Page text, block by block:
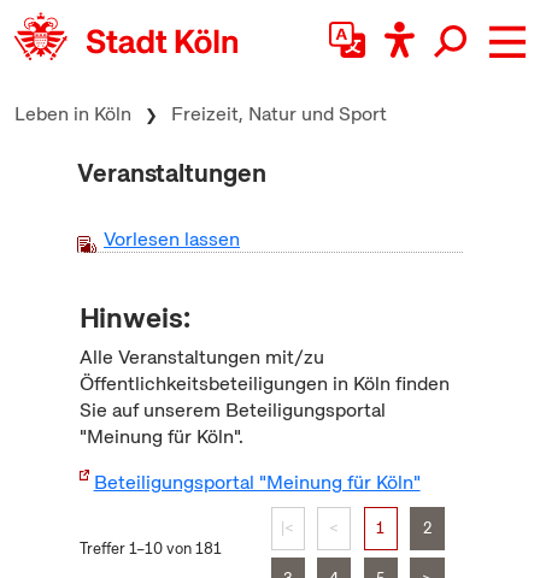
zum Inhalt springen
Leben in Köln Freizeit, Natur und Sport
Veranstaltungen
Vorlesen lassen
Hinweis:
Alle Veranstaltungen mit/zu
Öffentlichkeitsbeteiligungen in Köln finden
Sie auf unserem Beteiligungsportal
"Meinung für Köln".
Beteiligungsportal "Meinung für Köln"
Treffer 1–10 von 181
|< < 1 2